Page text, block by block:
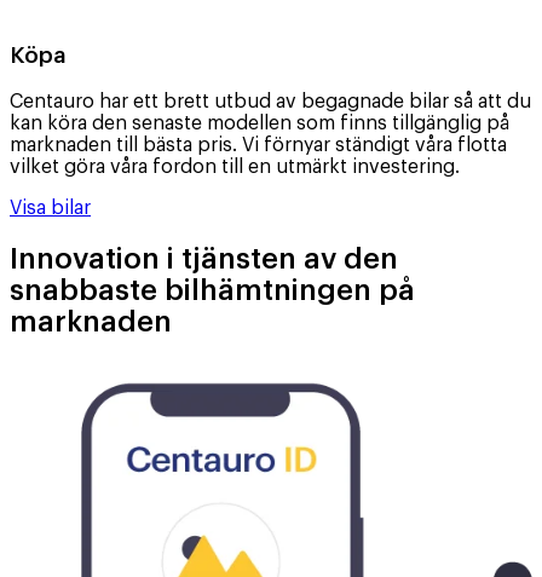
Köpa
Centauro har ett brett utbud av begagnade bilar så att du
kan köra den senaste modellen som finns tillgänglig på
marknaden till bästa pris. Vi förnyar ständigt våra flotta
vilket göra våra fordon till en utmärkt investering.
Visa bilar
Innovation i tjänsten av den
snabbaste bilhämtningen på
marknaden